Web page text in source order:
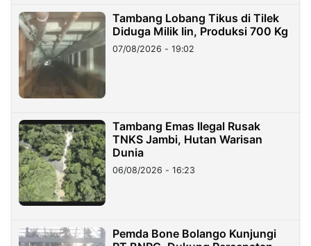
Tambang Lobang Tikus di Tilek
Diduga Milik Iin, Produksi 700 Kg
07/08/2026 - 19:02
Tambang Emas Ilegal Rusak
TNKS Jambi, Hutan Warisan
Dunia
06/08/2026 - 16:23
Pemda Bone Bolango Kunjungi